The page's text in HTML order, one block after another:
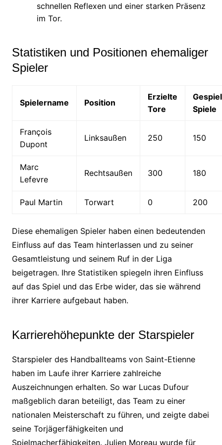
schnellen Reflexen und einer starken Präsenz
im Tor.
Statistiken und Positionen ehemaliger
Spieler
Spielername Position
Erzielte
Tore
Spiele
François
Dupont
Linksaußen 250 150
Marc
Lefevre
Rechtsaußen 300 180
Paul Martin Torwart 0 200
Diese ehemaligen Spieler haben einen bedeutenden
Einfluss auf das Team hinterlassen und zu seiner
Gesamtleistung und seinem Ruf in der Liga
beigetragen. Ihre Statistiken spiegeln ihren Einfluss
auf das Spiel und das Erbe wider, das sie während
ihrer Karriere aufgebaut haben.
Karrierehöhepunkte der Starspieler
Starspieler des Handballteams von Saint-Etienne
haben im Laufe ihrer Karriere zahlreiche
Auszeichnungen erhalten. So war Lucas Dufour
maßgeblich daran beteiligt, das Team zu einer
nationalen Meisterschaft zu führen, und zeigte dabei
seine Torjägerfähigkeiten und
Spielmacherfähigkeiten. Julien Moreau wurde für